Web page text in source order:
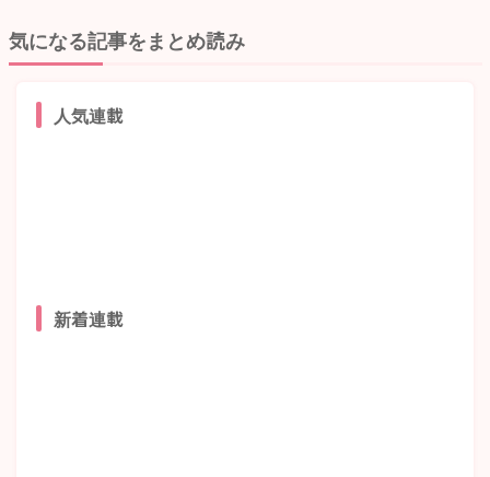
気になる記事をまとめ読み
人気連載
新着連載